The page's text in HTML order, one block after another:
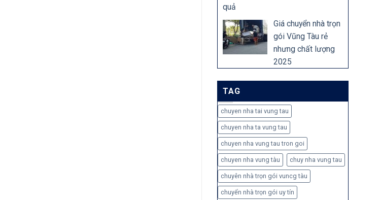
quả
Giá chuyển nhà trọn
gói Vũng Tàu rẻ
nhưng chất lượng
2025
TAG
chuyen nha tai vung tau
chuyen nha ta vung tau
chuyen nha vung tau tron goi
chuyen nha vung tàu chuy nha vung tau
chuyên nhà trọn gói vuncg tàu
chuyển nhà trọn gói uy tín